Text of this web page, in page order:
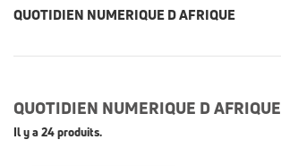
QUOTIDIEN NUMERIQUE D AFRIQUE
QUOTIDIEN NUMERIQUE D AFRIQUE
Il y a 24 produits.